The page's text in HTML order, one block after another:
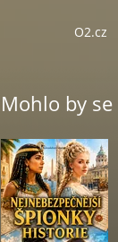
O2.cz
Mohlo by